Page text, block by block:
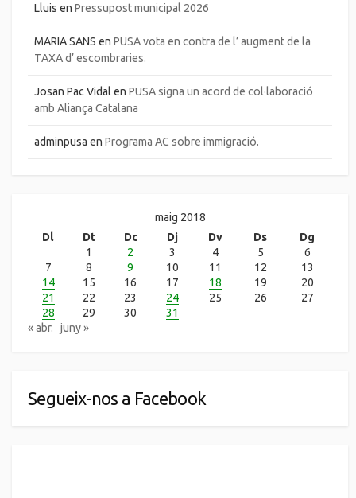
Lluis en Pressupost municipal 2026
MARIA SANS en PUSA vota en contra de l’ augment de la
TAXA d’ escombraries.
Josan Pac Vidal en PUSA signa un acord de col·laboració
amb Aliança Catalana
adminpusa en Programa AC sobre immigració.
maig 2018
Dl
Dt Dc Dj Dv Ds
Dg
1
2 3 4 5
6
7
8 9 10 11 12
13
14
15 16 17 18 19
20
21
22 23 24 25 26
27
28
29 30
31
« abr.
juny »
Segueix-nos a Facebook